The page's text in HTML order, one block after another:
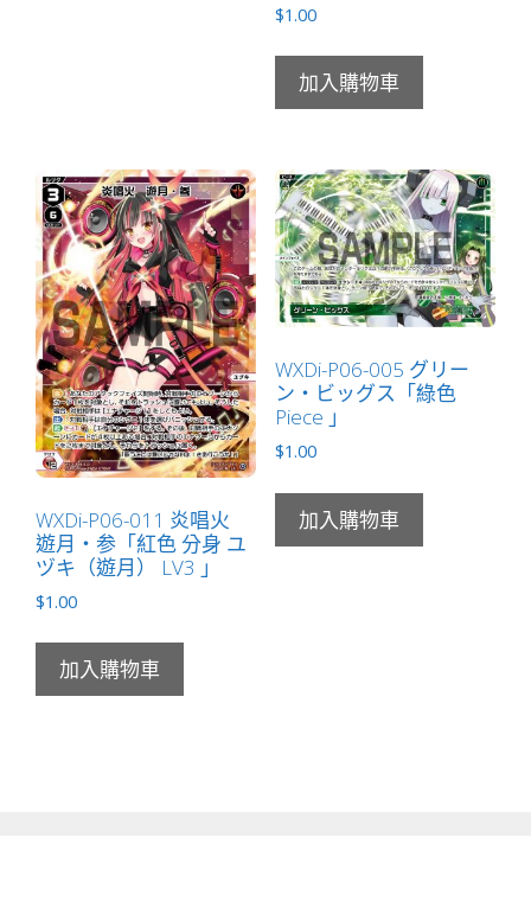
$1.00
加入購物車
WXDi-P06-011 炎唱火
遊月・参「紅色 分身 ユ
ヅキ（遊月） LV3 」
$1.00
加入購物車
WXDi-P06-005 グリー
ン・ビッグス「綠色
Piece 」
$1.00
加入購物車